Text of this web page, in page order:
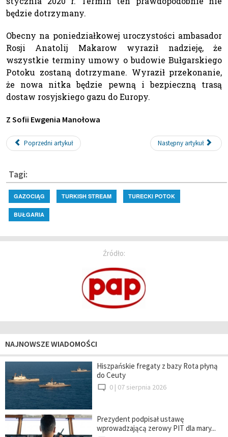
będzie dotrzymany.
Obecny na poniedziałkowej uroczystości ambasador
Rosji Anatolij Makarow wyraził nadzieję, że
wszystkie terminy umowy o budowie Bułgarskiego
Potoku zostaną dotrzymane. Wyraził przekonanie,
że nowa nitka będzie pewną i bezpieczną trasą
dostaw rosyjskiego gazu do Europy.
Z Sofii Ewgenia Manołowa
Poprzedni artykuł Następny artykuł
Tagi:
GAZOCIĄG TURKISH STREAM TURECKI POTOK
BUŁGARIA
Źródło:
NAJNOWSZE WIADOMOŚCI
Hiszpańskie fregaty z bazy Rota płyną
do Ceuty
0 | 07 sierpnia 2026
Prezydent podpisał ustawę
wprowadzającą zerowy PIT dla mary...